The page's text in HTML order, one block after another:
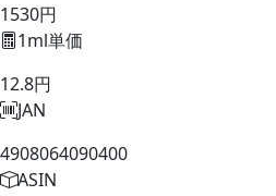
1530円
1ml単価
12.8円
JAN
4908064090400
ASIN